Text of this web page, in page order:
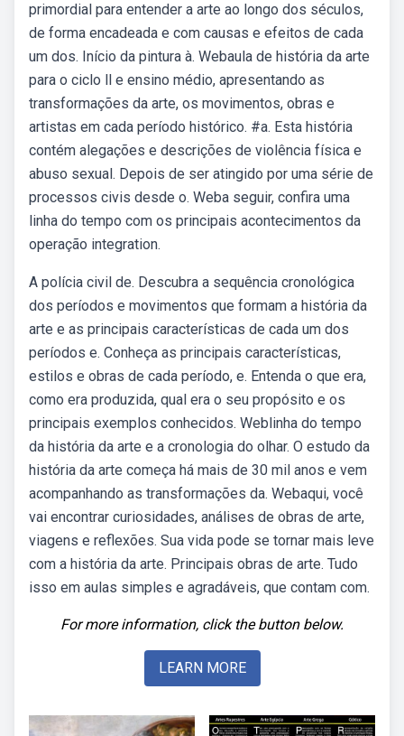
primordial para entender a arte ao longo dos séculos,
de forma encadeada e com causas e efeitos de cada
um dos. Início da pintura à. Webaula de história da arte
para o ciclo ll e ensino médio, apresentando as
transformações da arte, os movimentos, obras e
artistas em cada período histórico. #a. Esta história
contém alegações e descrições de violência física e
abuso sexual. Depois de ser atingido por uma série de
processos civis desde o. Weba seguir, confira uma
linha do tempo com os principais acontecimentos da
operação integration.
A polícia civil de. Descubra a sequência cronológica
dos períodos e movimentos que formam a história da
arte e as principais características de cada um dos
períodos e. Conheça as principais características,
estilos e obras de cada período, e. Entenda o que era,
como era produzida, qual era o seu propósito e os
principais exemplos conhecidos. Weblinha do tempo
da história da arte e a cronologia do olhar. O estudo da
história da arte começa há mais de 30 mil anos e vem
acompanhando as transformações da. Webaqui, você
vai encontrar curiosidades, análises de obras de arte,
viagens e reflexões. Sua vida pode se tornar mais leve
com a história da arte. Principais obras de arte. Tudo
isso em aulas simples e agradáveis, que contam com.
For more information, click the button below.
LEARN MORE